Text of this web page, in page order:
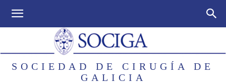
SOCIEDAD DE CIRUGÍA DE
GALICIA